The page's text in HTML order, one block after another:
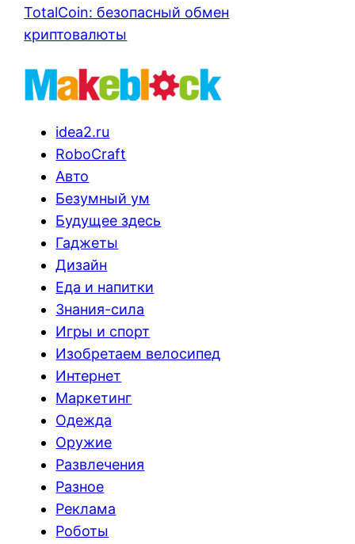
TotalCoin: безопасный обмен
криптовалюты
idea2.ru
RoboCraft
Авто
Безумный ум
Будущее здесь
Гаджеты
Дизайн
Еда и напитки
Знания-сила
Игры и спорт
Изобретаем велосипед
Интернет
Маркетинг
Одежда
Оружие
Развлечения
Разное
Реклама
Роботы